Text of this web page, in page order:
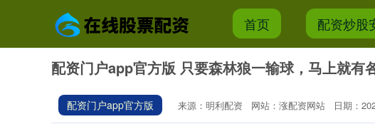
首页 配资炒股
配资门户app官方版 只要森林狼一输球，马上就有
配资门户app官方版 来源：明利配资 网站：涨配资网站 日期：